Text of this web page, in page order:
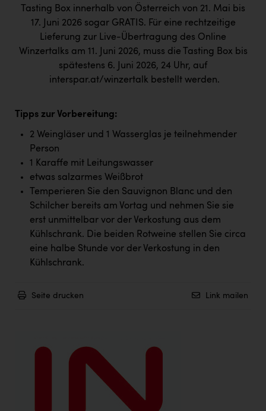
Wir besiegen Krebs
Wirtschaftskammer OÖ
ZULuft - Zukunft Luft Austria
Wirtschaftskammer OÖ Energiehandel
Dopgas
kunden basics
kontakt
Tasting Box innerhalb von Österreich von 21. Mai bis
17. Juni 2026 sogar GRATIS. Für eine rechtzeitige
Lieferung zur Live-Übertragung des Online
Winzertalks am 11. Juni 2026, muss die Tasting Box bis
spätestens 6. Juni 2026, 24 Uhr, auf
interspar.at/winzertalkbestellt werden.
Tipps zur Vorbereitung:
2 Weingläser und 1 Wasserglas je teilnehmender
Person
1 Karaffe mit Leitungswasser
etwas salzarmes Weißbrot
Temperieren Sie den Sauvignon Blanc und den
Schilcher bereits am Vortag und nehmen Sie sie
erst unmittelbar vor der Verkostung aus dem
Kühlschrank. Die beiden Rotweine stellen Sie circa
eine halbe Stunde vor der Verkostung in den
Kühlschrank.
Seite drucken Link mailen